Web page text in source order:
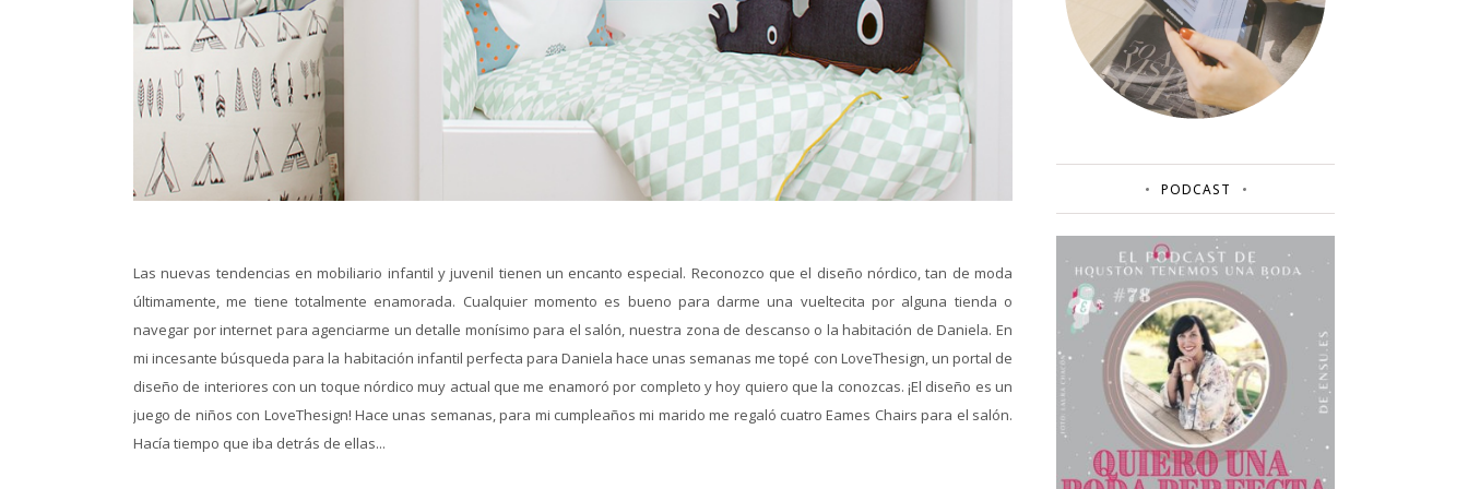
Las nuevas tendencias en mobiliario infantil y juvenil tienen un encanto especial. Reconozco que el diseño nórdico, tan de moda
últimamente, me tiene totalmente enamorada. Cualquier momento es bueno para darme una vueltecita por alguna tienda o
navegar por internet para agenciarme un detalle monísimo para el salón, nuestra zona de descanso o la habitación de Daniela. En
mi incesante búsqueda para la habitación infantil perfecta para Daniela hace unas semanas me topé con LoveThesign, un portal de
diseño de interiores con un toque nórdico muy actual que me enamoró por completo y hoy quiero que la conozcas. ¡El diseño es un
juego de niños con LoveThesign! Hace unas semanas, para mi cumpleaños mi marido me regaló cuatro Eames Chairs para el salón.
Hacía tiempo que iba detrás de ellas...
PODCAST